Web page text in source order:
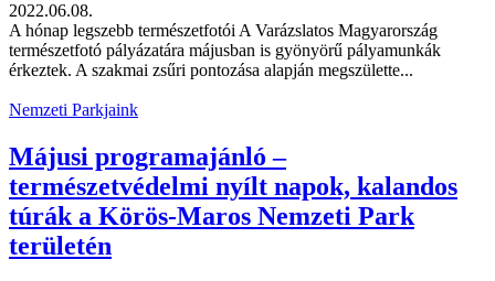
2022.06.08.
A hónap legszebb természetfotói A Varázslatos Magyarország
természetfotó pályázatára májusban is gyönyörű pályamunkák
érkeztek. A szakmai zsűri pontozása alapján megszülette...
Nemzeti Parkjaink
Májusi programajánló –
természetvédelmi nyílt napok, kalandos
túrák a Körös-Maros Nemzeti Park
területén